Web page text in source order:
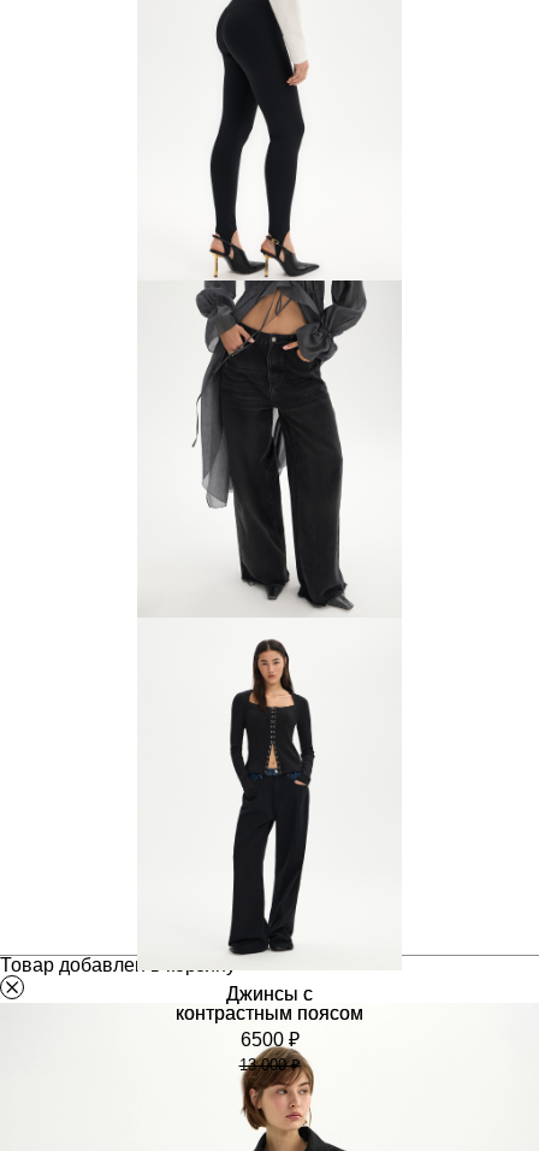
Легинсы
3200 ₽
4000 ₽
Джинсы багги
5500 ₽
11 000 ₽
Джинсы с
контрастным поясом
6500 ₽
13 000 ₽
Товар добавлен в корзину